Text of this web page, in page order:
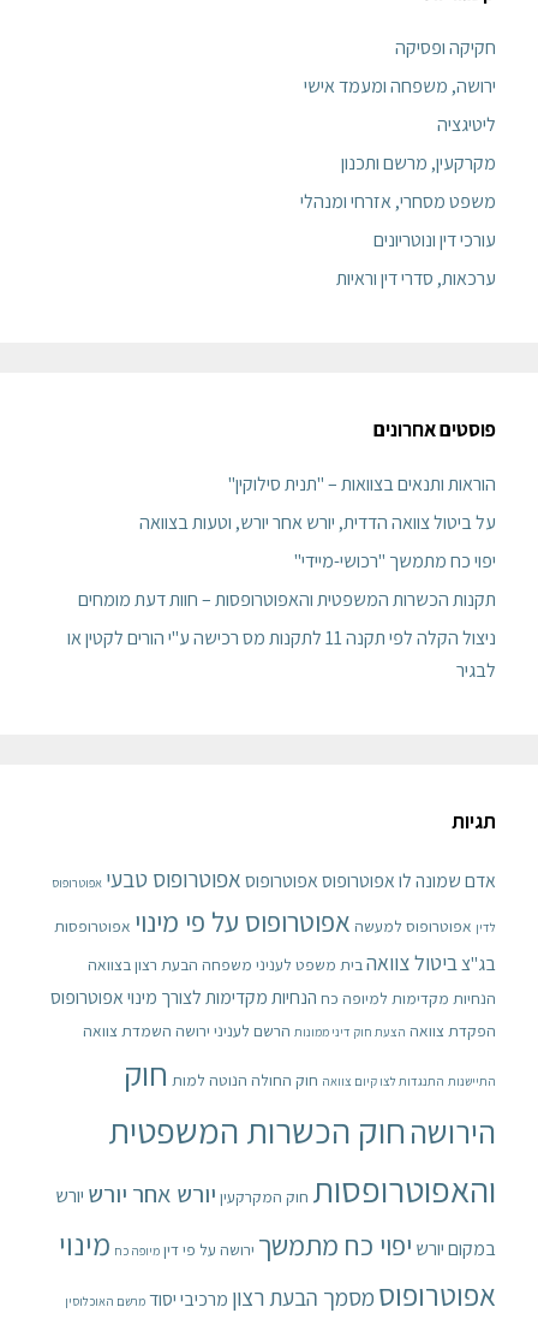
חקיקה ופסיקה
ירושה, משפחה ומעמד אישי
ליטיגציה
מקרקעין, מרשם ותכנון
משפט מסחרי, אזרחי ומנהלי
עורכי דין ונוטריונים
ערכאות, סדרי דין וראיות
פוסטים אחרונים
הוראות ותנאים בצוואות – "תנית סילוקין"
על ביטול צוואה הדדית, יורש אחר יורש, וטעות בצוואה
יפוי כח מתמשך "רכושי-מיידי"
תקנות הכשרות המשפטית והאפוטרופסות – חוות דעת מומחים
ניצול הקלה לפי תקנה 11 לתקנות מס רכישה ע"י הורים לקטין או
לבגיר
תגיות
אדם שמונה לו אפוטרופוסאפוטרופוסאפוטרופוס טבעי אפוטרופוס
לדין אפוטרופוס למעשה אפוטרופוס על פי מינוי אפוטרופסות
בג"צביטול צוואהבית משפט לעניני משפחה הבעת רצון בצוואה
הנחיות מקדימות למיופה כח הנחיות מקדימות לצורך מינוי אפוטרופוס
הפקדת צוואה הצעת חוק דיני ממונות הרשם לעניני ירושה השמדת צוואה
התיישנות התנגדות לצו קיום צוואה חוק החולה הנוטה למות חוק
הירושהחוק הכשרות המשפטית
והאפוטרופסות חוק המקרקעין יורש אחר יורש יורש
במקום יורש יפוי כח מתמשך ירושה על פי דין מיופה כח מינוי
אפוטרופוס מסמך הבעת רצון מרכיבי יסוד מרשם האוכלוסין